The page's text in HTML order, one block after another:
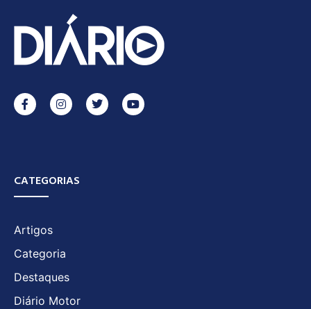
CATEGORIAS
Artigos
Categoria
Destaques
Diário Motor